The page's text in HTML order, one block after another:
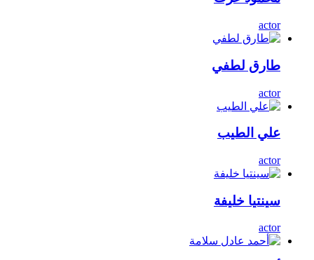
actor
طارق لطفي
actor
علي الطيب
actor
سينتيا خليفة
actor